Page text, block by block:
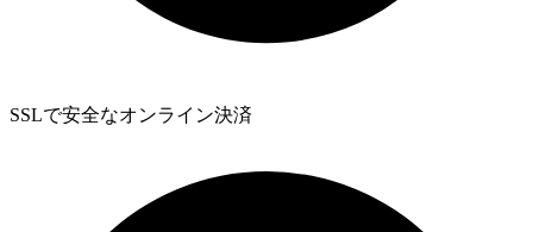
SSLで安全なオンライン決済